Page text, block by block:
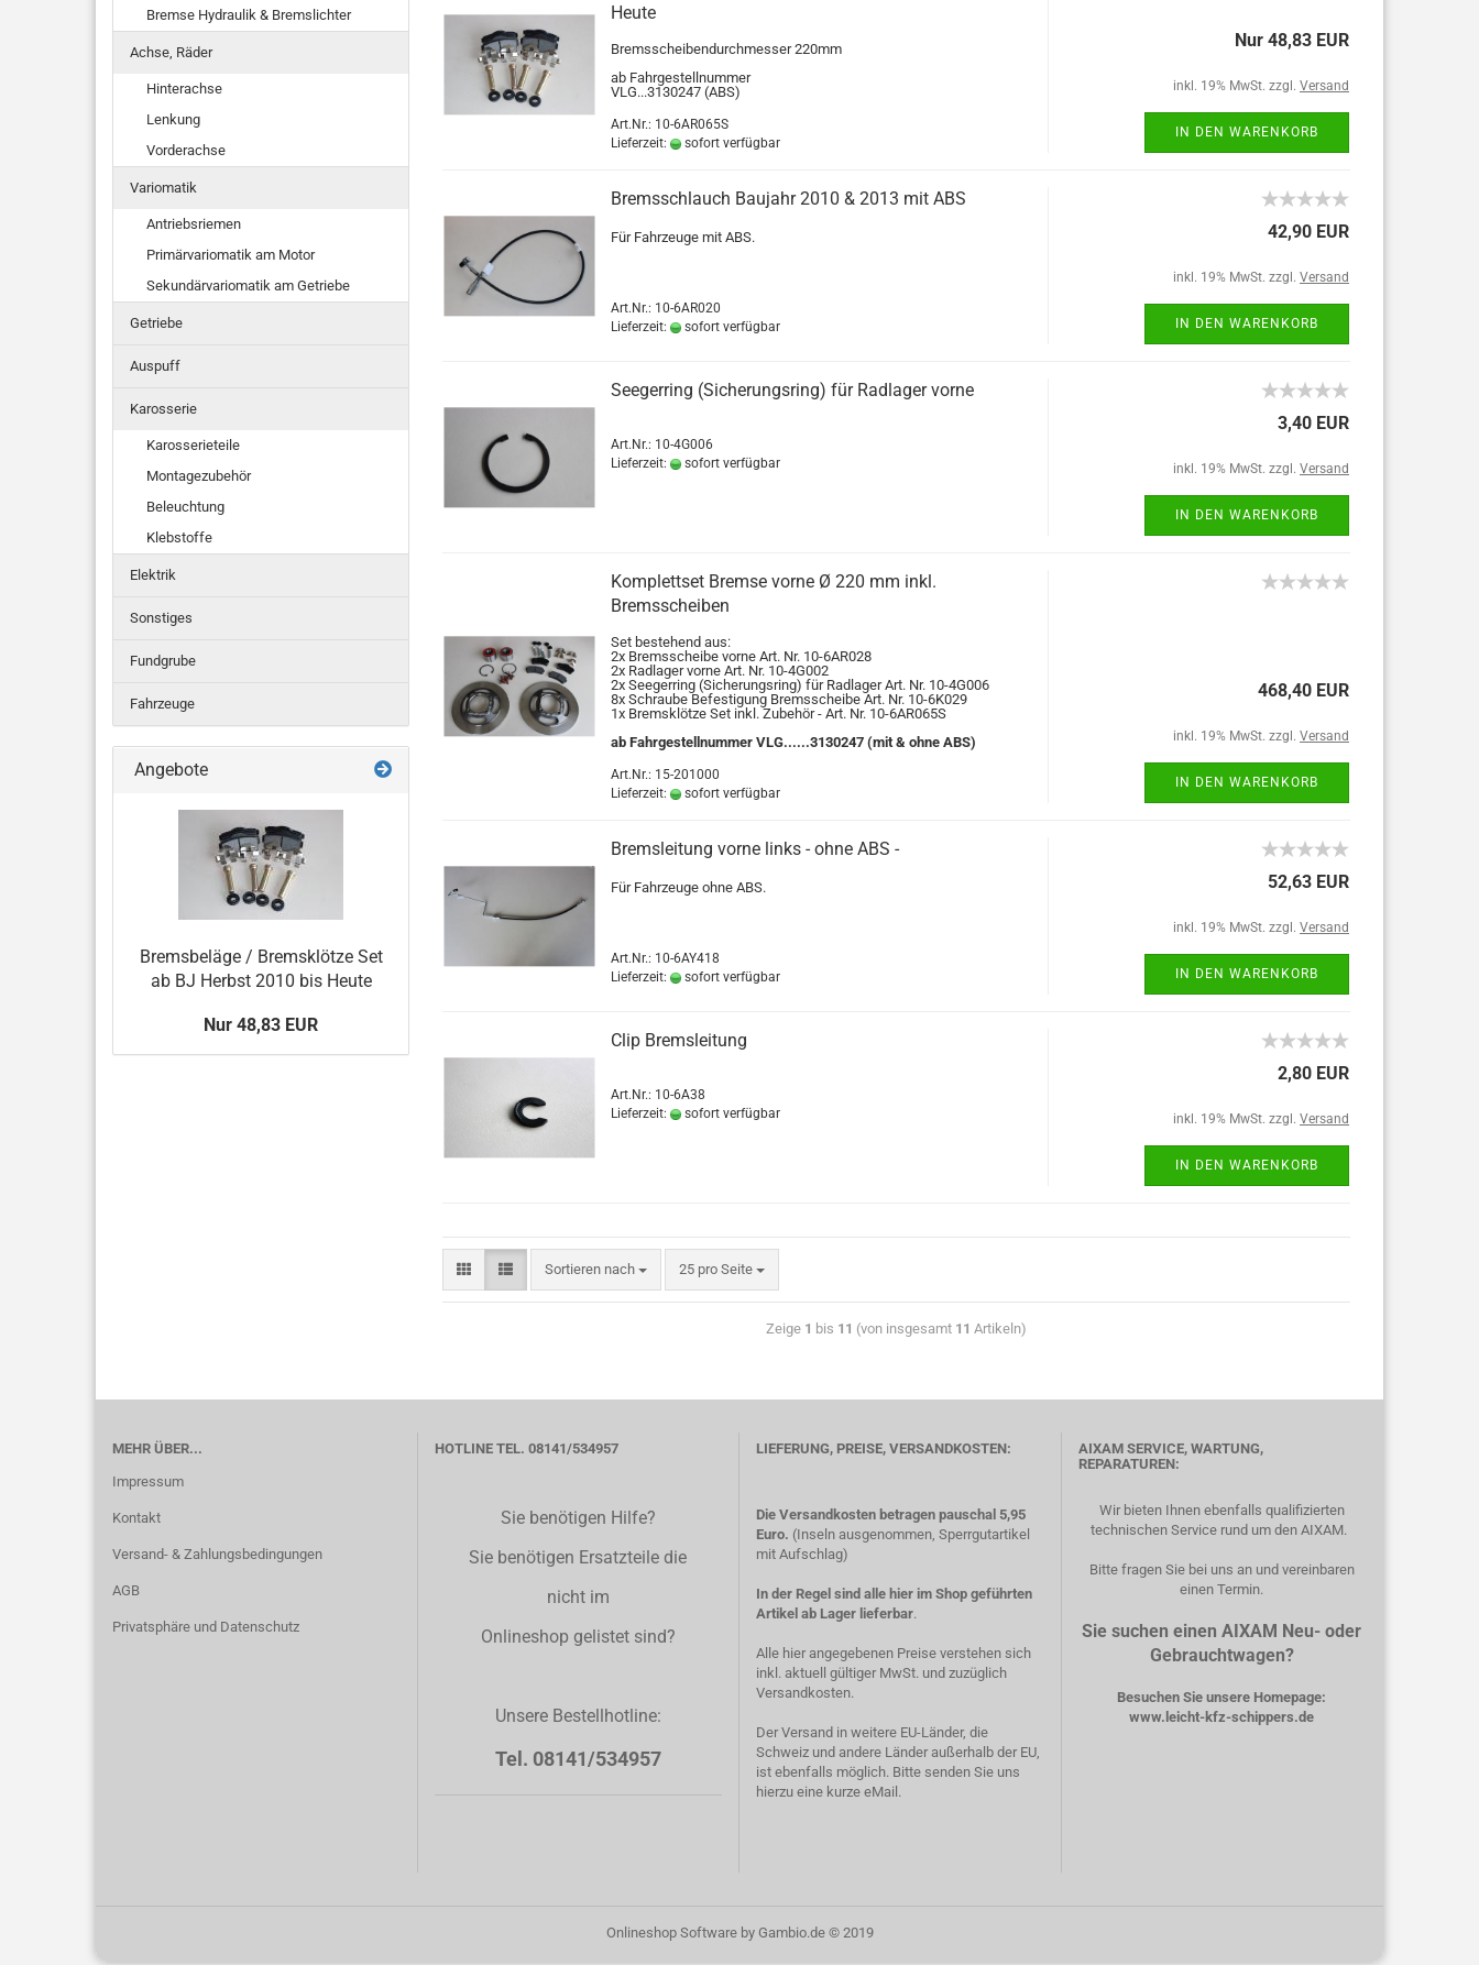
Heute
Bremsscheibendurchmesser 220mm
ab Fahrgestellnummer
VLG...3130247 (ABS)
Art.Nr.: 10-6AR065S
Lieferzeit:
sofort verfügbar
Nur 48,83 EUR
inkl. 19% MwSt. zzgl. Versand
IN DEN WARENKORB
Bremsschlauch Baujahr 2010 & 2013 mit ABS
Für Fahrzeuge mit ABS.
Art.Nr.: 10-6AR020
Lieferzeit:
sofort verfügbar
42,90 EUR
inkl. 19% MwSt. zzgl. Versand
IN DEN WARENKORB
Seegerring (Sicherungsring) für Radlager vorne
Art.Nr.: 10-4G006
Lieferzeit:
sofort verfügbar
3,40 EUR
inkl. 19% MwSt. zzgl. Versand
IN DEN WARENKORB
Komplettset Bremse vorne Ø 220 mm inkl.
Bremsscheiben
Set bestehend aus:
2x Bremsscheibe vorne Art. Nr. 10-6AR028
2x Radlager vorne Art. Nr. 10-4G002
2x Seegerring (Sicherungsring) für Radlager Art. Nr. 10-4G006
8x Schraube Befestigung Bremsscheibe Art. Nr. 10-6K029
1x Bremsklötze Set inkl. Zubehör - Art. Nr. 10-6AR065S
ab Fahrgestellnummer VLG......3130247 (mit & ohne ABS)
Art.Nr.: 15-201000
Lieferzeit:
sofort verfügbar
468,40 EUR
inkl. 19% MwSt. zzgl. Versand
IN DEN WARENKORB
Bremsleitung vorne links - ohne ABS -
Für Fahrzeuge ohne ABS.
Art.Nr.: 10-6AY418
Lieferzeit:
sofort verfügbar
52,63 EUR
inkl. 19% MwSt. zzgl. Versand
IN DEN WARENKORB
Clip Bremsleitung
Art.Nr.: 10-6A38
Lieferzeit:
sofort verfügbar
2,80 EUR
inkl. 19% MwSt. zzgl. Versand
IN DEN WARENKORB
Sortieren nach 25 pro Seite
Zeige 1 bis 11 (von insgesamt 11 Artikeln)
Bremse Hydraulik & Bremslichter
Achse, Räder
Hinterachse
Lenkung
Vorderachse
Variomatik
Antriebsriemen
Primärvariomatik am Motor
Sekundärvariomatik am Getriebe
Getriebe
Auspuff
Karosserie
Karosserieteile
Montagezubehör
Beleuchtung
Klebstoffe
Elektrik
Sonstiges
Fundgrube
Fahrzeuge
Angebote
Bremsbeläge / Bremsklötze Set
ab BJ Herbst 2010 bis Heute
Nur 48,83 EUR
MEHR ÜBER...
Impressum
Kontakt
Versand- & Zahlungsbedingungen
AGB
Privatsphäre und Datenschutz
HOTLINE TEL. 08141/534957
Sie benötigen Hilfe?
Sie benötigen Ersatzteile die
nicht im
Onlineshop gelistet sind?
Unsere Bestellhotline:
Tel. 08141/534957
LIEFERUNG, PREISE, VERSANDKOSTEN:
Die Versandkosten betragen pauschal 5,95
Euro. (Inseln ausgenommen, Sperrgutartikel
mit Aufschlag)
In der Regel sind alle hier im Shop geführten
Artikel ab Lager lieferbar.
Alle hier angegebenen Preise verstehen sich
inkl. aktuell gültiger MwSt. und zuzüglich
Versandkosten.
Der Versand in weitere EU-Länder, die
Schweiz und andere Länder außerhalb der EU,
ist ebenfalls möglich. Bitte senden Sie uns
hierzu eine kurze eMail.
AIXAM SERVICE, WARTUNG,
REPARATUREN:
Wir bieten Ihnen ebenfalls qualifizierten
technischen Service rund um den AIXAM.
Bitte fragen Sie bei uns an und vereinbaren
einen Termin.
Sie suchen einen AIXAM Neu- oder
Gebrauchtwagen?
Besuchen Sie unsere Homepage:
www.leicht-kfz-schippers.de
Onlineshop Softwareby Gambio.de © 2019